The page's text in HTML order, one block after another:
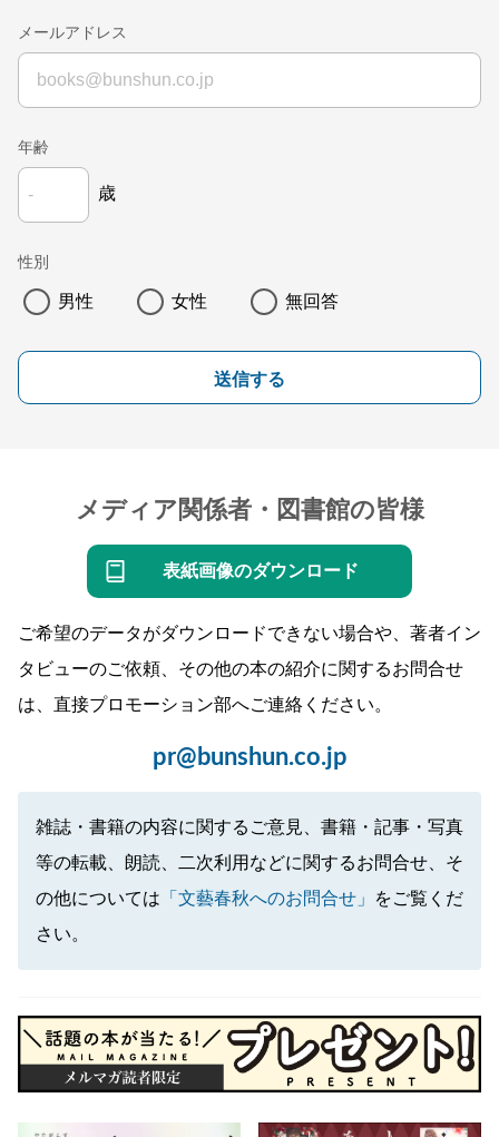
メールアドレス
年齢
歳
性別
男性 女性 無回答
送信する
メディア関係者・図書館の皆様
表紙画像のダウンロード
ご希望のデータがダウンロードできない場合や、著者イン
タビューのご依頼、その他の本の紹介に関するお問合せ
は、直接プロモーション部へご連絡ください。
pr@bunshun.co.jp
雑誌・書籍の内容に関するご意見、書籍・記事・写真
等の転載、朗読、二次利用などに関するお問合せ、そ
の他については 「文藝春秋へのお問合せ」
をご覧くだ
さい。